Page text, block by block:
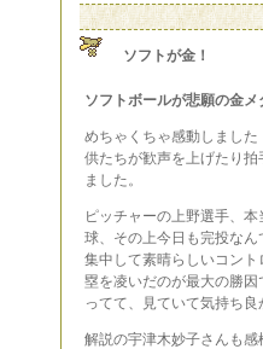
ソフトが金！
ソフトボールが悲願の金
めちゃくちゃ感動しまし
供たちが歓声を上げたり
ました。
ピッチャーの上野選手、
球、その上今日も完投な
集中して素晴らしいコン
塁を凌いだのが最大の勝
ってて、見ていて気持ち
解説の宇津木妙子さんも